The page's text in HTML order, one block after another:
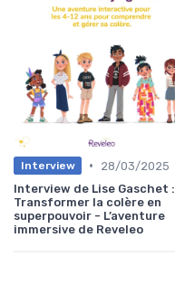
Interview •
28/03/2025
Interview de Lise Gaschet :
Transformer la colère en
superpouvoir - L’aventure
immersive de Reveleo